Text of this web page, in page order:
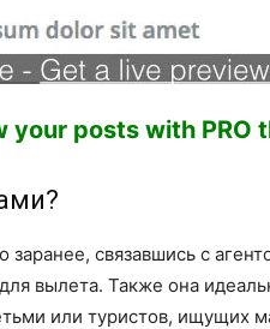
posts with PRO
связавшись с
вылета. Также она
или туристов, ищущих